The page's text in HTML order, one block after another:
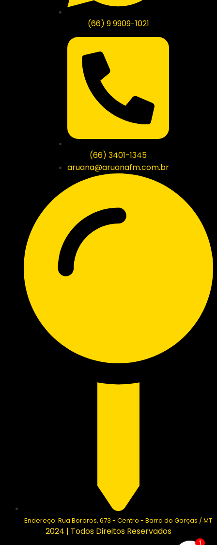
(66) 9 9909-1021
(66) 3401-1345
aruana@aruanafm.com.br
Endereço: Rua Bororos, 673 - Centro - Barra do Garças / MT
2024 | Todos Direitos Reservados
1